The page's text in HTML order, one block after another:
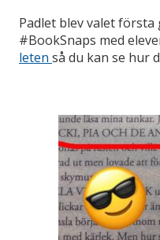
Padlet blev valet
#BookSnaps med
leten så du kan se hur